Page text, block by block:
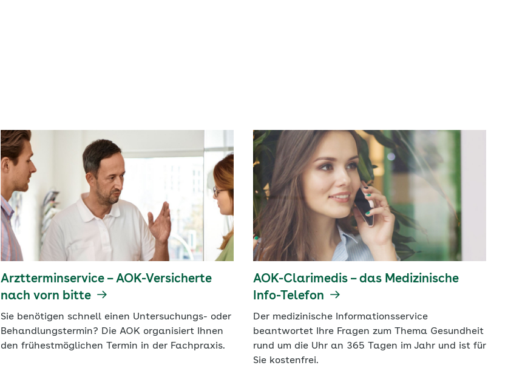
Arztterminservice – AOK-Versicherte
nach vorn bitte
Sie benötigen schnell einen Untersuchungs- oder
Behandlungstermin? Die AOK organisiert Ihnen
den frühestmöglichen Termin in der Fachpraxis.
AOK-Clarimedis – das Medizinische
Info-Telefon
Der medizinische Informationsservice
beantwortet Ihre Fragen zum Thema Gesundheit
rund um die Uhr an 365 Tagen im Jahr und ist für
Sie kostenfrei.